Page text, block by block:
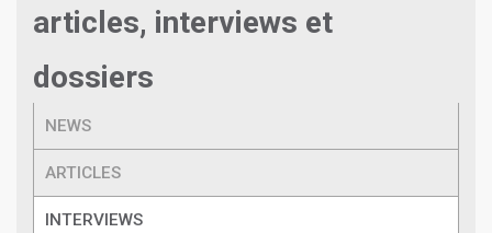
articles, interviews et
dossiers
NEWS
ARTICLES
INTERVIEWS